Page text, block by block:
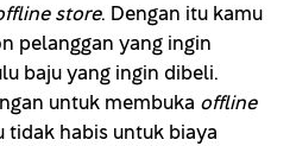
store. Dengan itu kamu
pelanggan yang ingin
baju yang ingin dibeli.
untuk membuka offline
tidak habis untuk biaya